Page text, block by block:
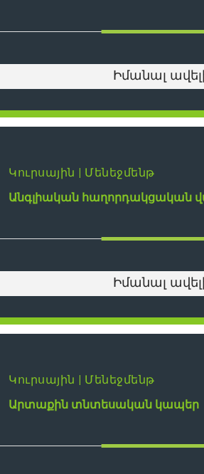
Իմանալ
Կուրսային | Մենեջմենթ
Անգլիական հաղորդակցական
Իմանալ
Կուրսային | Մենեջմենթ
Արտաքին տնտեսական կապեր